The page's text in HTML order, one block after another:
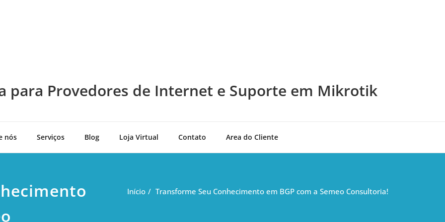
para Provedores de Internet e Suporte em Mikrotik
nós Serviços Blog Loja Virtual Contato Area do Cliente
Início Transforme Seu Conhecimento em BGP com a Semeo Consultoria!